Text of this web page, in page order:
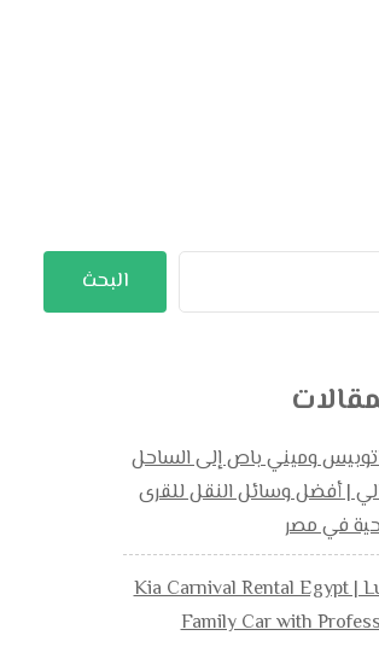
البحث
اتوبيس وميني باص إلى الساحل
| أفضل وسائل النقل للقرى
في مصر
Kia Carnival Rental Egypt |
Family Car with